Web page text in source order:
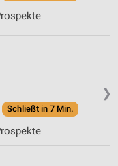
❯
Schließt in 7 Min.